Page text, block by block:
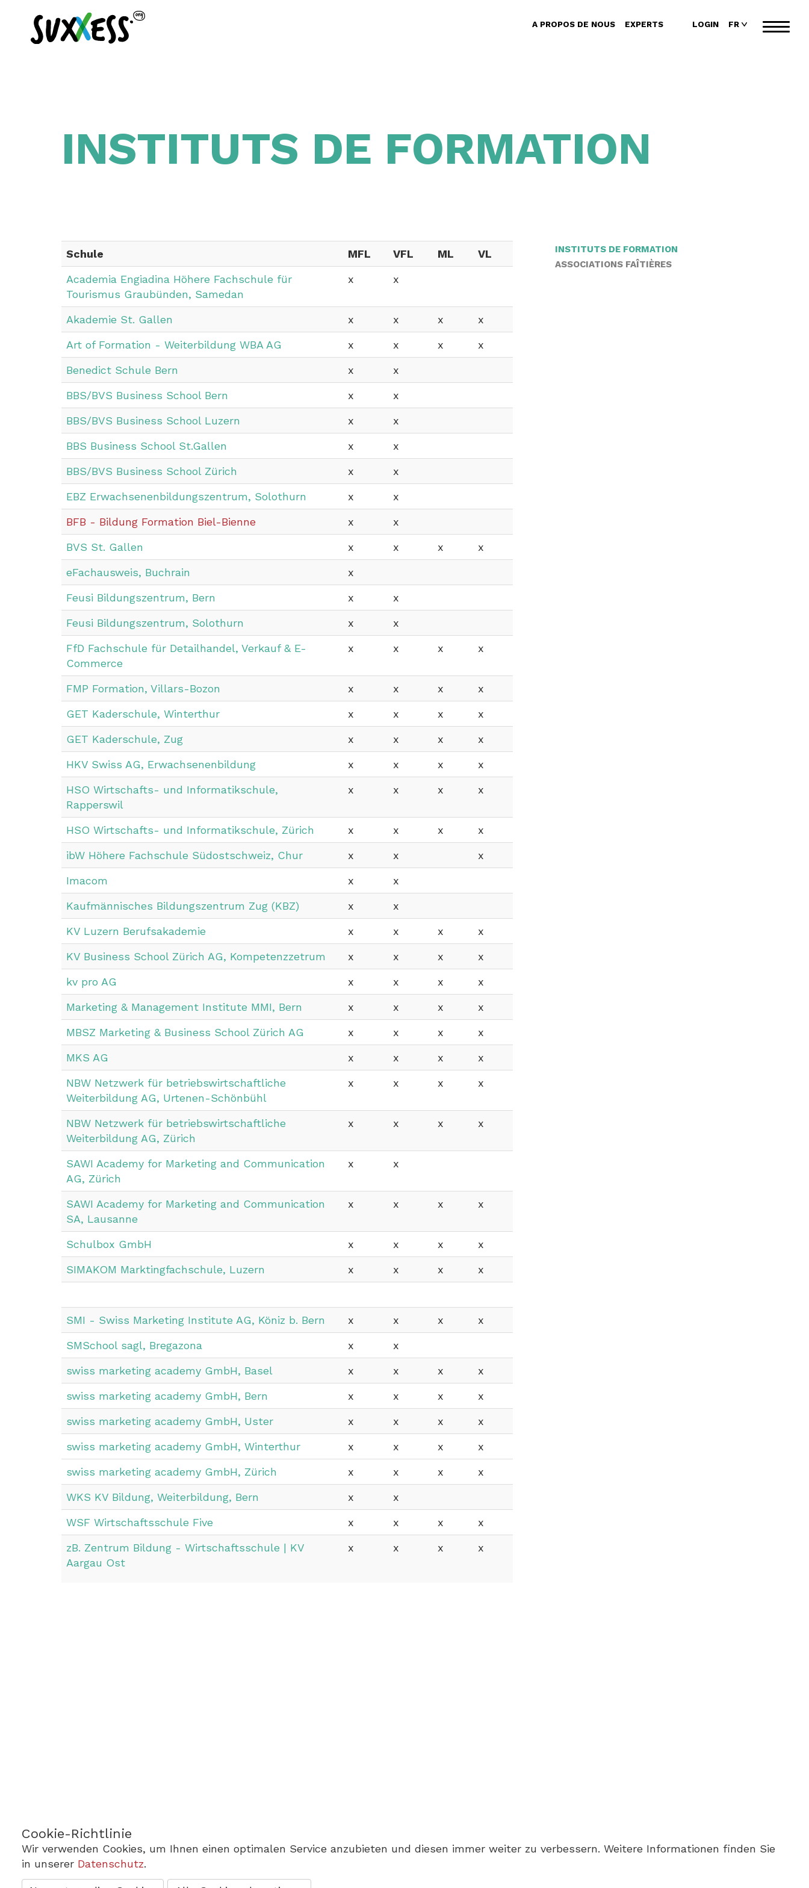
A PROPOS DE NOUS EXPERTS LOGIN FR
Toggle
INSTITUTS DE FORMATION
Schule MFL VFL ML
VL
Academia Engiadina Höhere Fachschule für
Tourismus Graubünden, Samedan
x x
Akademie St. Gallen x x x
x
Art of Formation - Weiterbildung WBA AG
x x x
x
Benedict Schule Bern
x
x
BBS/BVS Business School Bern
x
x
BBS/BVS Business School Luzern
x
x
BBS Business School St.Gallen
x
x
BBS/BVS Business School Zürich
x
x
EBZ Erwachsenenbildungszentrum, Solothurn x
x
BFB - Bildung Formation Biel-Bienne
x
x
BVS St. Gallen
x x x
x
eFachausweis, Buchrain
x
Feusi Bildungszentrum, Bern
x
x
Feusi Bildungszentrum, Solothurn
x
x
FfD Fachschule für Detailhandel, Verkauf & E-
Commerce
x x x x
FMP Formation, Villars-Bozon x x x
x
GET Kaderschule, Winterthur
x x x
x
GET Kaderschule, Zug
x x x
x
HKV Swiss AG, Erwachsenenbildung
x x x
x
HSO Wirtschafts- und Informatikschule,
Rapperswil
x x x x
HSO Wirtschafts- und Informatikschule, Zürich x x x
x
ibW Höhere Fachschule Südostschweiz, Chur
x x
x
Imacom
x
x
Kaufmännisches Bildungszentrum Zug (KBZ)
x
x
KV Luzern Berufsakademie
x x x
x
KV Business School Zürich AG, Kompetenzzetrum
x x x
x
kv pro AG
x x x
x
Marketing & Management Institute MMI, Bern
x x x
x
MBSZ Marketing & Business School Zürich AG
x x x
x
MKS AG
x x x
x
NBW Netzwerk für betriebswirtschaftliche
Weiterbildung AG, Urtenen-Schönbühl
x x x x
NBW Netzwerk für betriebswirtschaftliche
Weiterbildung AG, Zürich
x x x x
SAWI Academy for Marketing and Communication
AG, Zürich
x x
SAWI Academy for Marketing and Communication
SA, Lausanne
x x x x
Schulbox GmbH x x x
x
SIMAKOM Marktingfachschule, Luzern
x x x x
SMI - Swiss Marketing Institute AG, Köniz b. Bern x x x
x
SMSchool sagl, Bregazona
x
x
swiss marketing academy GmbH, Basel
x x x
x
swiss marketing academy GmbH, Bern
x x x
x
swiss marketing academy GmbH, Uster
x x x
x
swiss marketing academy GmbH, Winterthur
x x x
x
swiss marketing academy GmbH, Zürich
x x x
x
WKS KV Bildung, Weiterbildung, Bern
x
x
WSF Wirtschaftsschule Five
x x x
x
zB. Zentrum Bildung - Wirtschaftsschule | KV
Aargau Ost
x x x x
INSTITUTS DE FORMATION
ASSOCIATIONS FAÎTIÈRES
Cookie-Richtlinie
Wir verwenden Cookies, um Ihnen einen optimalen Service anzubieten und diesen immer weiter zu verbessern. Weitere Informationen finden Sie
in unserer Datenschutz.